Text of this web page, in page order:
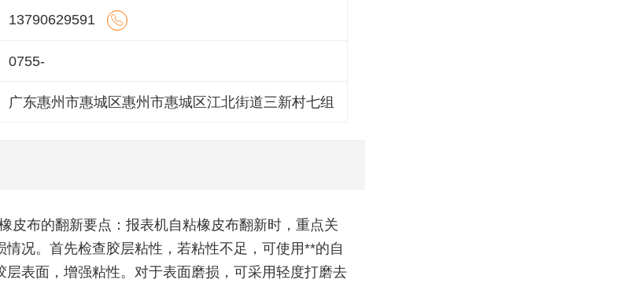
13790629591
0755-
广东惠州市惠城区惠州市惠城区江北街道三新村七组
皮布的翻新要点：报表机自粘橡皮布翻新时，重点关
情况。首先检查胶层粘性，若粘性不足，可使用**的自
层表面，增强粘性。对于表面磨损，可采用轻度打磨去